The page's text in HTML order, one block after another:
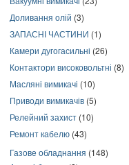
Доливання олій (3)
ЗАПАСНІ ЧАСТИНИ (1)
Камери дугогасильні (26)
Контактори високовольтні (8)
Масляні вимикачі (10)
Приводи вимикачів (5)
Релейний захист (10)
Ремонт кабелю (43)
Газове обладнання (148)